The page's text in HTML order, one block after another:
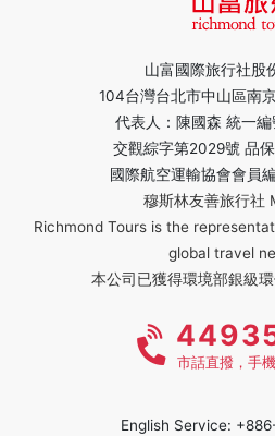
山富國際旅行社股
104台灣台北市中山區南
代表人：陳國森 統一
交觀綜字第2029號 品
國際航空運輸協會會員
穆斯林友善旅行社
Richmond Tours is the
global travel
本公司已獲得環境部銀級
市話直撥，手
English Service: